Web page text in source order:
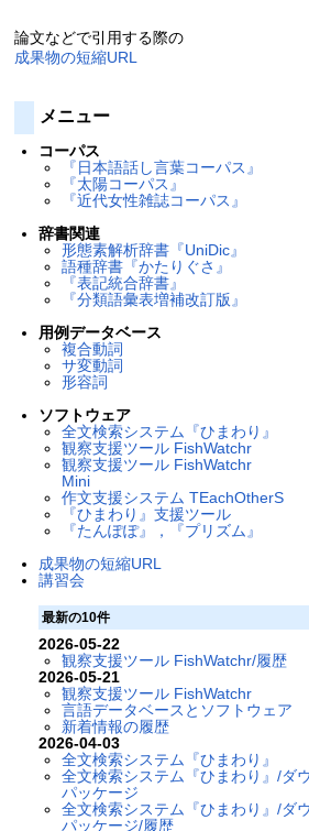
論文などで引用する際の
成果物の短縮URL
メニュー
コーパス
『日本語話し言葉コーパス』
『太陽コーパス』
『近代女性雑誌コーパス』
辞書関連
形態素解析辞書『UniDic』
語種辞書『かたりぐさ』
『表記統合辞書』
『分類語彙表増補改訂版』
用例データベース
複合動詞
サ変動詞
形容詞
ソフトウェア
全文検索システム『ひまわり』
観察支援ツール FishWatchr
観察支援ツール FishWatchr
Mini
作文支援システム TEachOtherS
『ひまわり』支援ツール
『たんぽぽ』，『プリズム』
成果物の短縮URL
講習会
最新の10件
2026-05-22
観察支援ツール FishWatchr/履歴
2026-05-21
観察支援ツール FishWatchr
言語データベースとソフトウェア
新着情報の履歴
2026-04-03
全文検索システム『ひまわり』
全文検索システム『ひまわり』/ダ
パッケージ
全文検索システム『ひまわり』/ダ
パッケージ/履歴